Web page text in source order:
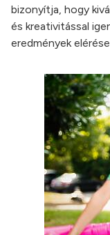
bizonyítja, hogy
és kreativitással
eredmények